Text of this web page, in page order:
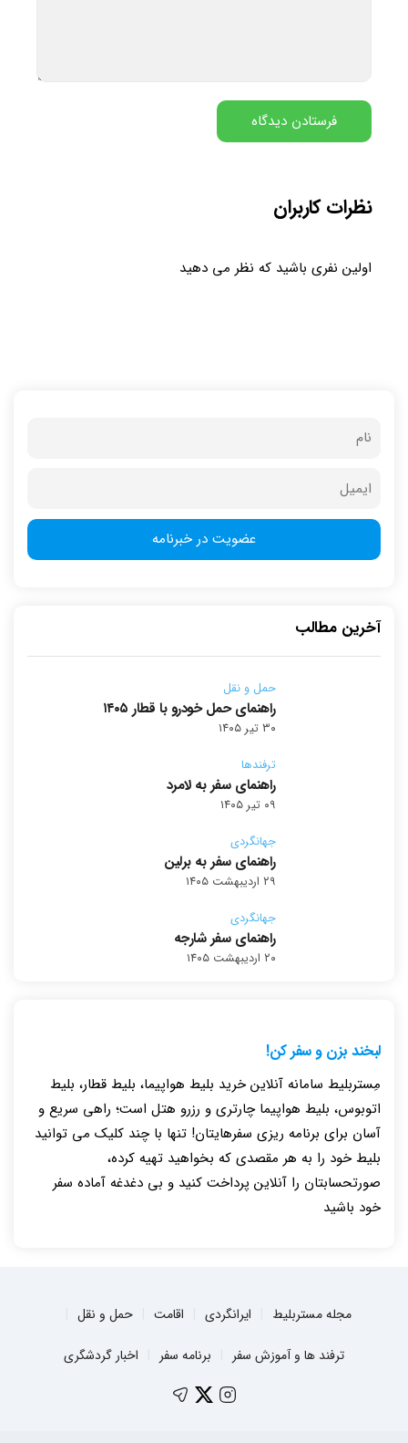
نظرات کاربران
اولین نفری باشید که نظر می دهید
آخرین مطالب
حمل و نقل
راهنمای حمل خودرو با قطار ۱۴۰۵
۳۰ تیر ۱۴۰۵
ترفندها
راهنمای سفر به لامرد
۰۹ تیر ۱۴۰۵
جهانگردی
راهنمای سفر به برلین
۲۹ اردیبهشت ۱۴۰۵
جهانگردی
راهنمای سفر شارجه
۲۰ اردیبهشت ۱۴۰۵
لبخند بزن و سفر کن!
مِستربلیط سامانه آنلاین خرید بلیط هواپیما، بلیط قطار، بلیط
اتوبوس، بلیط هواپیما چارتری و رزرو هتل است؛ راهی سریع و
آسان برای برنامه ریزی سفرهایتان! تنها با چند کلیک می توانید
بلیط خود را به هر مقصدی که بخواهید تهیه کرده،
صورتحسابتان را آنلاین پرداخت کنید و بی دغدغه آماده سفر
خود باشید
مجله مستربلیط ایرانگردی اقامت حمل و نقل
ترفند ها و آموزش سفر برنامه سفر اخبار گردشگری